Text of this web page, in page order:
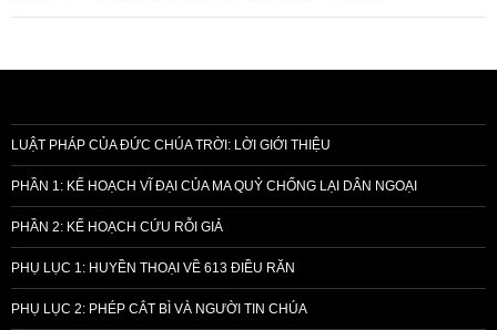
LUẬT PHÁP CỦA ĐỨC CHÚA TRỜI: LỜI GIỚI THIỆU
PHẦN 1: KẾ HOẠCH VĨ ĐẠI CỦA MA QUỶ CHỐNG LẠI DÂN NGOẠI
PHẦN 2: KẾ HOẠCH CỨU RỖI GIẢ
PHỤ LỤC 1: HUYỀN THOẠI VỀ 613 ĐIỀU RĂN
PHỤ LỤC 2: PHÉP CẮT BÌ VÀ NGƯỜI TIN CHÚA